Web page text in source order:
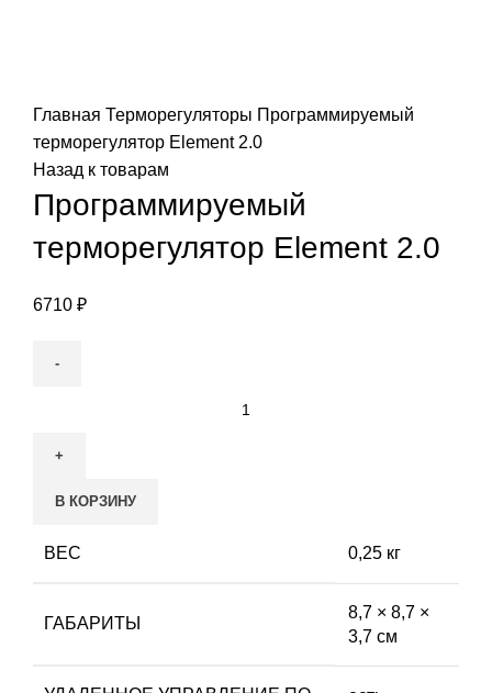
Главная Терморегуляторы Программируемый
терморегулятор Element 2.0
Назад к товарам
Программируемый
терморегулятор Element 2.0
6710 ₽
Программируемый
Element
В КОРЗИНУ
ВЕС 0,25 кг
ГАБАРИТЫ
8,7 × 8,7 ×
3,7 см